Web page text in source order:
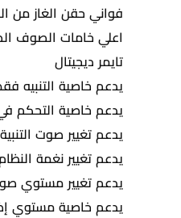
فواني حقن الغاز من
اعلي خامات الصوف
تايمر ديجيتال
يدعم خاصية التنبيه
يدعم خاصية التحكم
يدعم تغيير صوت التنبية
يدعم تغيير نغمة النظام
يدعم تغيير مستوي
يدعم خاصية مستوي